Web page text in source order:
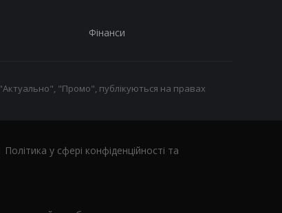
Фінанси
"Промо", публікуються на правах
Політика у сфері конфіденційності та